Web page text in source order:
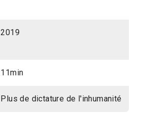
2019
11min
Plus de dictature de l'inhumanité